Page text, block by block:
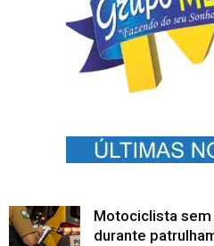
Motociclista sem
durante